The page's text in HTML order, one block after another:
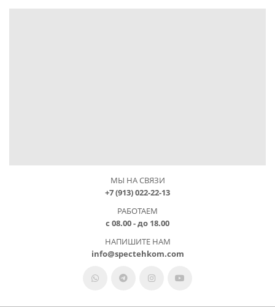
МЫ НА СВЯЗИ
+7 (913) 022-22-13
РАБОТАЕМ
с 08.00 - до 18.00
НАПИШИТЕ НАМ
info@spectehkom.com